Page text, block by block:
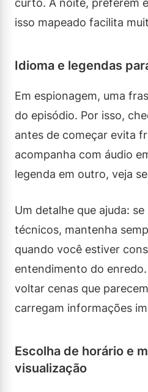
curto. À noite, preferem
isso mapeado facilita
Idioma e legendas
Em espionagem, uma
do episódio. Por isso,
antes de começar evita
acompanha com áudio
legenda em outro, veja
Um detalhe que ajuda:
técnicos, mantenha
quando você estiver
entendimento do
voltar cenas que
carregam informações
Escolha de horário e
visualização